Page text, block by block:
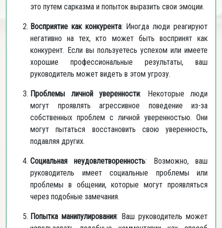
это путем сарказма и попыток выразить свои эмоции.
Восприятие как конкурента: Иногда люди реагируют
негативно на тех, кто может быть воспринят как
конкурент. Если вы пользуетесь успехом или имеете
хорошие профессиональные результаты, ваш
руководитель может видеть в этом угрозу.
Проблемы личной уверенности: Некоторые люди
могут проявлять агрессивное поведение из-за
собственных проблем с личной уверенностью. Они
могут пытаться восстановить свою уверенность,
подавляя других.
Социальная неудовлетворенность: Возможно, ваш
руководитель имеет социальные проблемы или
проблемы в общении, которые могут проявляться
через подобные замечания.
Попытка манипулирования: Ваш руководитель может